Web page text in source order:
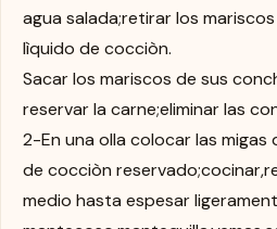
agua salada;retirar los
lìquido de cocciòn.
Sacar los mariscos de sus
reservar la carne;eliminar las
2-En una olla colocar las migas
de cocciòn
medio hasta espesar